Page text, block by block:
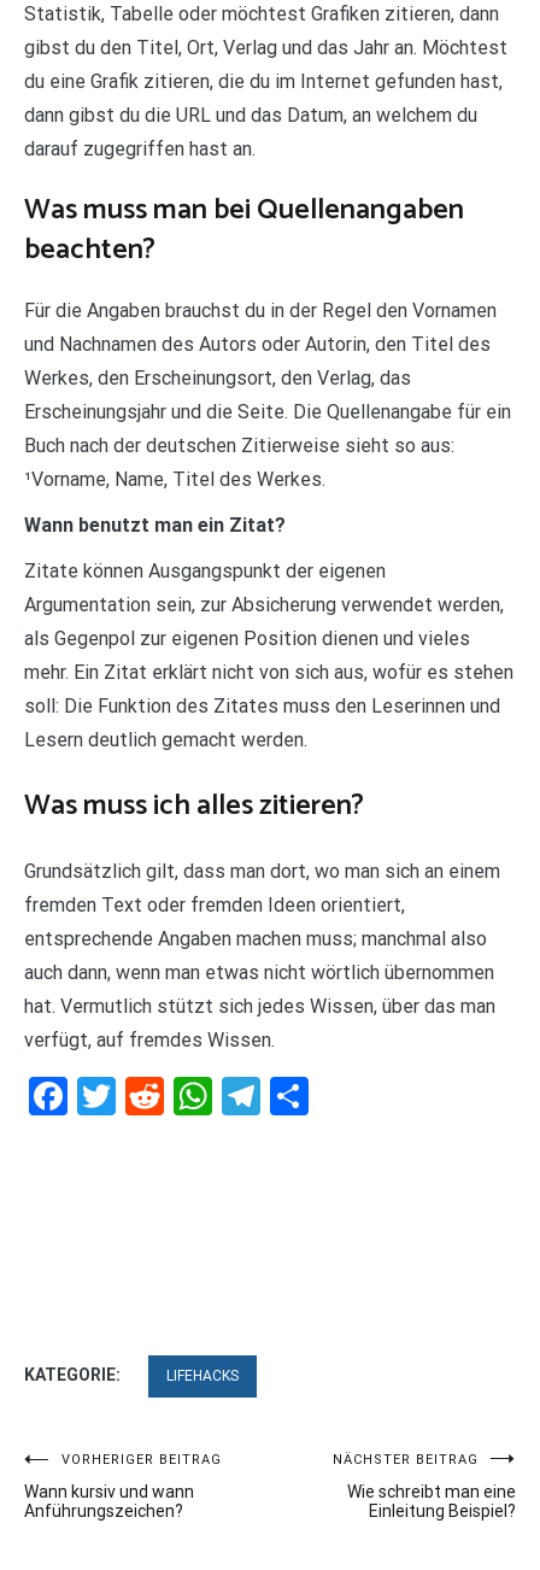
Statistik, Tabelle oder möchtest Grafiken zitieren, dann
gibst du den Titel, Ort, Verlag und das Jahr an. Möchtest
du eine Grafik zitieren, die du im Internet gefunden hast,
dann gibst du die URL und das Datum, an welchem du
darauf zugegriffen hast an.
Was muss man bei Quellenangaben
beachten?
Für die Angaben brauchst du in der Regel den Vornamen
und Nachnamen des Autors oder Autorin, den Titel des
Werkes, den Erscheinungsort, den Verlag, das
Erscheinungsjahr und die Seite. Die Quellenangabe für ein
Buch nach der deutschen Zitierweise sieht so aus:
¹Vorname, Name, Titel des Werkes.
Wann benutzt man ein Zitat?
Zitate können Ausgangspunkt der eigenen
Argumentation sein, zur Absicherung verwendet werden,
als Gegenpol zur eigenen Position dienen und vieles
mehr. Ein Zitat erklärt nicht von sich aus, wofür es stehen
soll: Die Funktion des Zitates muss den Leserinnen und
Lesern deutlich gemacht werden.
Was muss ich alles zitieren?
Grundsätzlich gilt, dass man dort, wo man sich an einem
fremden Text oder fremden Ideen orientiert,
entsprechende Angaben machen muss; manchmal also
auch dann, wenn man etwas nicht wörtlich übernommen
hat. Vermutlich stützt sich jedes Wissen, über das man
verfügt, auf fremdes Wissen.
Facebook
Twitter
RedditWhatsApp
Telegram
KATEGORIE: LIFEHACKS
Beitragsnavigation
VORHERIGER BEITRAG
Wann kursiv und wann
Anführungszeichen?
NÄCHSTER BEITRAG
Wie schreibt man eine
Einleitung Beispiel?